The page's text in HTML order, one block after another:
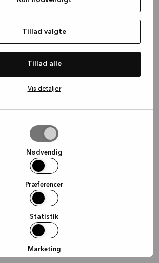
Tillad valgte
Tillad alle
Vis detaljer
Nødvendig
Præferencer
Statistik
Marketing
(see the browser console for more
information).